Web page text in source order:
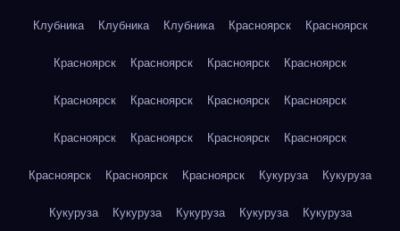
Клубника Клубника Клубника Красноярск Красноярск
Красноярск Красноярск Красноярск Красноярск
Красноярск Красноярск Красноярск Красноярск
Красноярск Красноярск Красноярск Красноярск
Красноярск Красноярск Красноярск Кукуруза Кукуруза
Кукуруза Кукуруза Кукуруза Кукуруза Кукуруза